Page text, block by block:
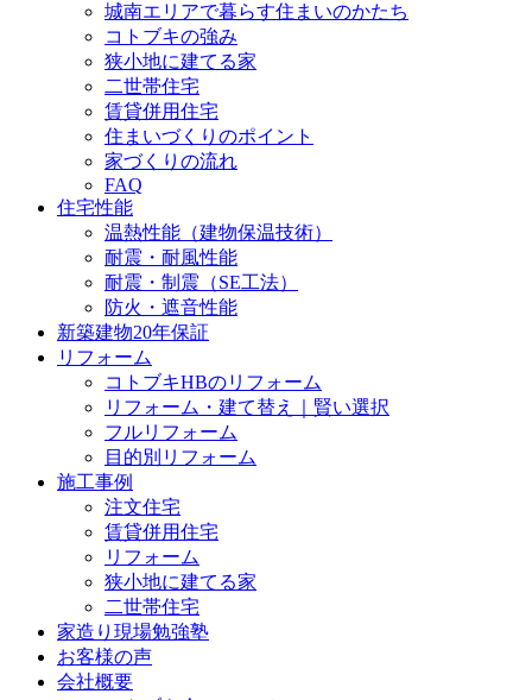
城南エリアで暮らす住まいのかたち
コトブキの強み
狭小地に建てる家
二世帯住宅
賃貸併用住宅
住まいづくりのポイント
家づくりの流れ
FAQ
住宅性能
温熱性能（建物保温技術）
耐震・耐風性能
耐震・制震（SE工法）
防火・遮音性能
新築建物20年保証
リフォーム
コトブキHBのリフォーム
リフォーム・建て替え｜賢い選択
フルリフォーム
目的別リフォーム
施工事例
注文住宅
賃貸併用住宅
リフォーム
狭小地に建てる家
二世帯住宅
家造り現場勉強塾
お客様の声
会社概要